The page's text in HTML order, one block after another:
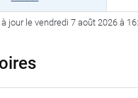
jour le vendredi 7 août 2026 à